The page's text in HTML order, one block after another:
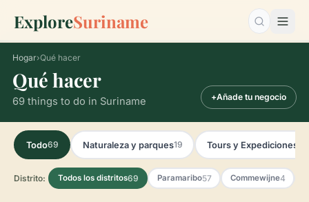
ExploreSuriname Buscar…
Hogar›Qué hacer
Qué hacer
69 things to do in Suriname +Añade tu negocio
Todo69 Naturaleza y parques19 Tours y Expediciones
Distrito: Todos los distritos69 Paramaribo57 Commewijne4